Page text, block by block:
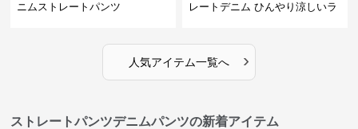
ニムストレートパンツ
レートデニム ひんやり涼しいラ
人気アイテム一覧へ ›
ストレートパンツデニムパンツの新着アイテム